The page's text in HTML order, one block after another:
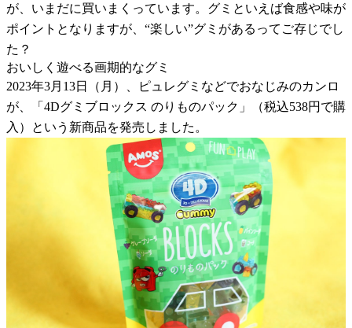
が、いまだに買いまくっています。グミといえば食感や味が
ポイントとなりますが、“楽しい”グミがあるってご存じでし
た？
おいしく遊べる画期的なグミ
2023年3月13日（月）、ピュレグミなどでおなじみのカンロ
が、「4Dグミブロックス のりものパック」（税込538円で購
入）という新商品を発売しました。